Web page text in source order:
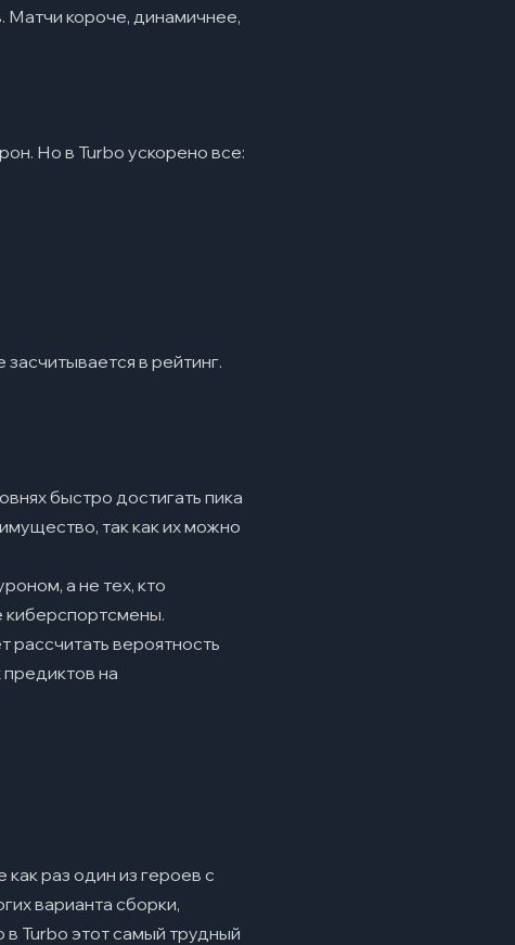
Матчи короче, динамичнее,
Но в Turbo ускорено все:
в рейтинг.
быстро достигать пика
так как их можно
а не тех, кто
киберспортсмены.
рассчитать вероятность
на
раз один из героев с
варианта сборки,
Turbo этот самый трудный